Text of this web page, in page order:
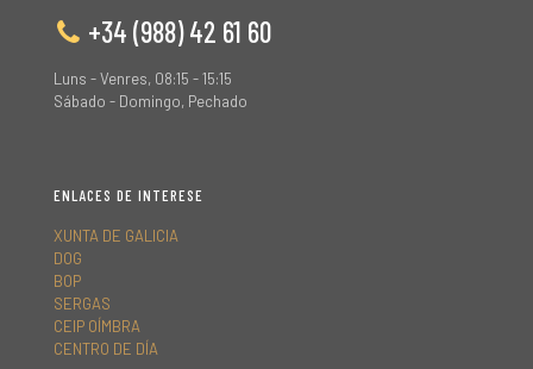
+34 (988) 42 61 60
Luns - Venres, 08:15 - 15:15
Sábado - Domingo, Pechado
ENLACES DE INTERESE
XUNTA DE GALICIA
DOG
BOP
SERGAS
CEIP OÍMBRA
CENTRO DE DÍA